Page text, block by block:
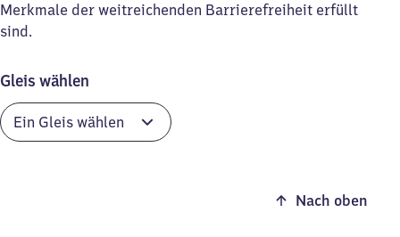
Merkmale der weitreichenden Barrierefreiheit erfüllt
sind.
Gleis wählen
Nach oben